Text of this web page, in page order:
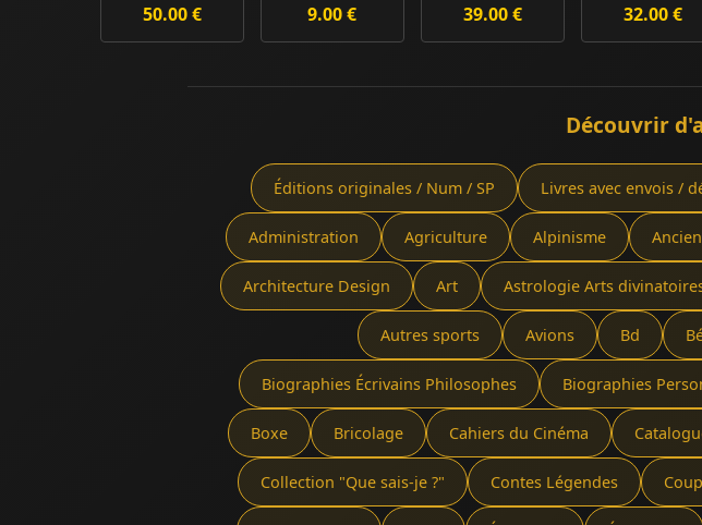
50.00 € 9.00 €
l...
39.00 €
sans cause...
32.00 €
Découvrir
Éditions originales / Num / SP Livres avec envois /
Administration Agriculture Alpinisme
Architecture Design Art Astrologie Arts
Autres sports Avions Bd
Biographies Écrivains Philosophes Biographies
Boxe Bricolage Cahiers du Cinéma
Collection "Que sais-je ?" Contes Légendes